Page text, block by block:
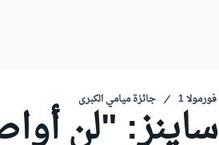
فورمولا 1 جائزة ميامي الكبرى
ساينز: "لن